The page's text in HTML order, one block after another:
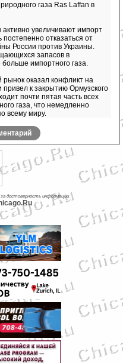
газа Ras Laffan в
увеличивают импорт
отказаться от
России против Украины.
запасов в
импортного газа.
оказал конфликт на
к закрытию Ормузского
почти пятая часть всех
газа, что немедленно
всему миру.
достоверность информации